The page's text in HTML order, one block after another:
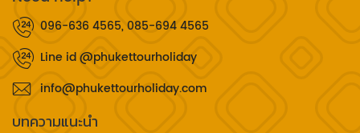
096-636 4565, 085-694 4565
Line id @phukettourholiday
info@phukettourholiday.com
บทความแนะนำ